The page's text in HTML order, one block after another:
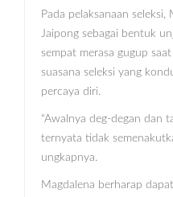
Pada pelaksanaan
Jaipong sebagai bentuk
sempat merasa gugup
suasana seleksi yang
percaya diri.
“Awalnya deg-degan dan
ternyata tidak
ungkapnya.
Magdalena berharap